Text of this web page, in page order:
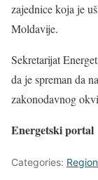
zajednice koja je
Moldavije.
Sekretarijat
da je spreman da
zakonodavnog
Energetski portal
Categories: Region